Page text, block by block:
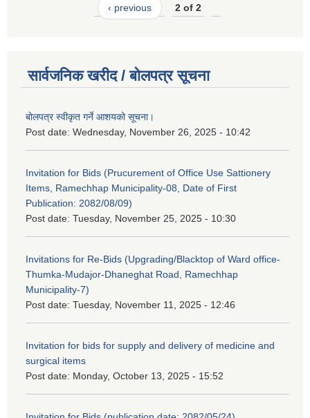
‹ previous 2 of 2
सार्वजनिक खरीद / बोलपत्र सूचना
बोलपत्र स्वीकृत गर्ने आशयको सूचना।
Post date: Wednesday, November 26, 2025 - 10:42
Invitation for Bids (Prucurement of Office Use Sattionery
Items, Ramechhap Municipality-08, Date of First
Publication: 2082/08/09)
Post date: Tuesday, November 25, 2025 - 10:30
Invitations for Re-Bids (Upgrading/Blacktop of Ward office-
Thumka-Mudajor-Dhaneghat Road, Ramechhap
Municipality-7)
Post date: Tuesday, November 11, 2025 - 12:46
Invitation for bids for supply and delivery of medicine and
surgical items
Post date: Monday, October 13, 2025 - 15:52